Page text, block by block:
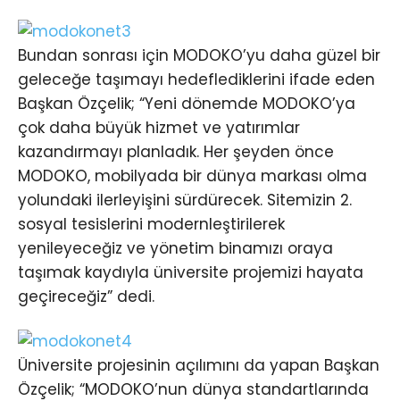
Bundan sonrası için MODOKO’yu daha güzel bir
geleceğe taşımayı hedeflediklerini ifade eden
Başkan Özçelik; “Yeni dönemde MODOKO’ya
çok daha büyük hizmet ve yatırımlar
kazandırmayı planladık. Her şeyden önce
MODOKO, mobilyada bir dünya markası olma
yolundaki ilerleyişini sürdürecek. Sitemizin 2.
sosyal tesislerini modernleştirilerek
yenileyeceğiz ve yönetim binamızı oraya
taşımak kaydıyla üniversite projemizi hayata
geçireceğiz” dedi.
Üniversite projesinin açılımını da yapan Başkan
Özçelik; “MODOKO’nun dünya standartlarında